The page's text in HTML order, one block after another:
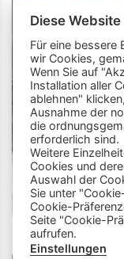
Coiffeur/-euse
Stelle mir
Lehrberufen
Beispiele:
info
Dieser
Intelligenz
Plattform
Der
ungenaue
Diese
Für eine bessere
wir Cookies,
Wenn Sie auf
Installation aller
ablehnen"
Ausnahme der
die
erforderlich sind.
Weitere
Cookies und
Auswahl der
Sie unter
Cookie-
Seite "Cookie-
aufrufen.
Einstellungen